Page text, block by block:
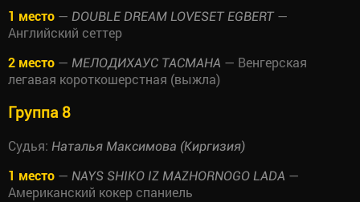
1 место — DOUBLE DREAM LOVESET EGBERT—
Английский сеттер
2 место — МЕЛОДИХАУС ТАСМАНА — Венгерская
легавая короткошерстная (выжла)
Группа 8
Судья: Наталья Максимова (Киргизия)
1 место — NAYS SHIKO IZ MAZHORNOGO LADA —
Американский кокер спаниель